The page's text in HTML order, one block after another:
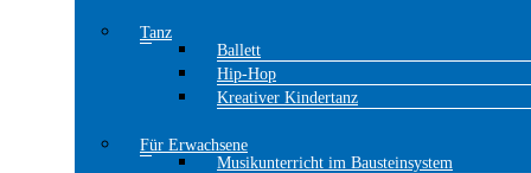
Tanz
Ballett
Hip-Hop
Kreativer Kindertanz
Für Erwachsene
Musikunterricht im Bausteinsystem